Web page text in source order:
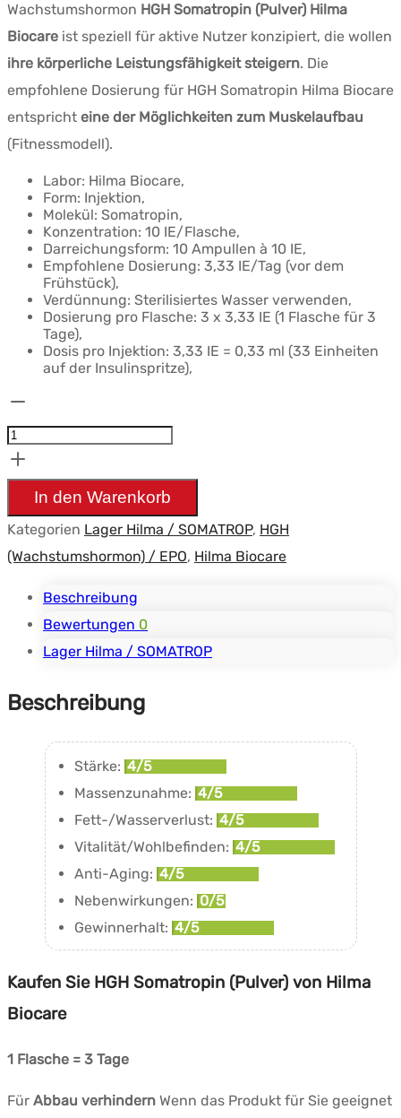
$357.59.
Wachstumshormon HGH Somatropin (Pulver) Hilma
Biocare ist speziell für aktive Nutzer konzipiert, die wollen
ihre körperliche Leistungsfähigkeit steigern. Die
empfohlene Dosierung für HGH Somatropin Hilma Biocare
entspricht eine der Möglichkeiten zum Muskelaufbau
(Fitnessmodell).
Labor: Hilma Biocare,
Form: Injektion,
Molekül: Somatropin,
Konzentration: 10 IE/Flasche,
Darreichungsform: 10 Ampullen à 10 IE,
Empfohlene Dosierung: 3,33 IE/Tag (vor dem
Frühstück),
Verdünnung: Sterilisiertes Wasser verwenden,
Dosierung pro Flasche: 3 x 3,33 IE (1 Flasche für 3
Tage),
Dosis pro Injektion: 3,33 IE = 0,33 ml (33 Einheiten
auf der Insulinspritze),
-
(Poudre)
-
Hilma
Biocare-
Kit
de100IU
Menge
In den Warenkorb
Kategorien Lager Hilma / SOMATROP, HGH
(Wachstumshormon) / EPO, Hilma Biocare
Beschreibung
Bewertungen 0
Lager Hilma / SOMATROP
Beschreibung
Stärke: 4/5
Massenzunahme: 4/5
Fett-/Wasserverlust: 4/5
Vitalität/Wohlbefinden: 4/5
Anti-Aging: 4/5
Nebenwirkungen: 0/5
Gewinnerhalt: 4/5
Kaufen Sie HGH Somatropin (Pulver) von Hilma
Biocare
1 Flasche = 3 Tage
Für Abbau verhindern Wenn das Produkt für Sie geeignet